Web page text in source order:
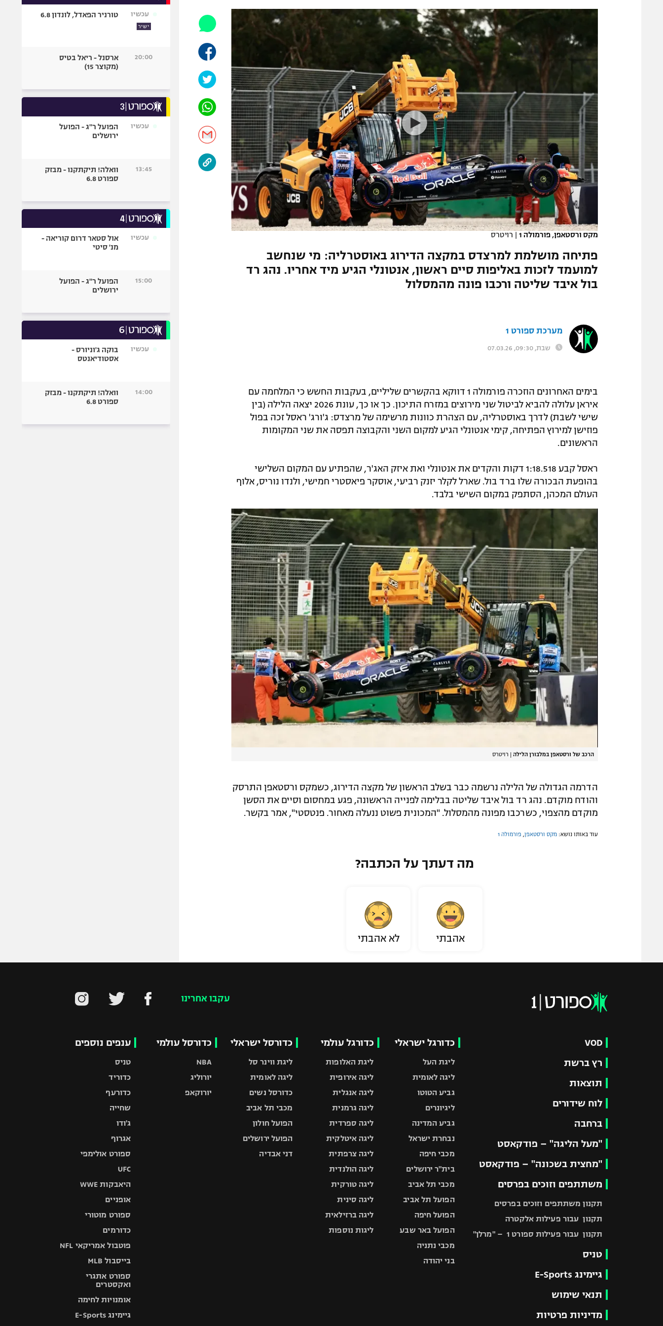
תקנון משתתפים וזוכים בפרסים
תקנון עבור פעילות ספורט 1 – "מרלן"
גיימינג E-Sports
תנאי שימוש
מדיניות פרטיות
תקנון פעילות ספורט 1
רשיון להקרנה פומבית לבית עסק
הצטרפות לחבילת הערוצים
לוח דרושים – ג'ובנט
הפועל תל אביב
הפועל חיפה
הפועל באר שבע
מכבי נתניה
בני יהודה
ליגה סינית
ליגה ברזילאית
פוטבול אמריקאי NFL
בייסבול MLB
אומנויות לחימה
גיימינג E-Sports
מקס ורסטאפן, פורמולה 1 | רויטרס
פתיחה מושלמת למרצדס במקצה הדירוג באוסטרליה: מי שנחשב
למועמד לזכות באליפות סיים ראשון, אנטונלי הגיע מיד אחריו. נהג רד
בול איבד שליטה ורכבו פונה מהמסלול
מערכת ספורט 1
שבת, 09:30, 07.03.26
בימים האחרונים הוזכרה פורמולה 1 דווקא בהקשרים שליליים, בעקבות החשש כי המלחמה עם
איראן עלולה להביא לביטול שני מירוצים במזרח התיכון. כך או כך, עונת 2026 יצאה הלילה (בין
שישי לשבת) לדרך באוסטרליה, עם הצהרת כוונות מרשימה של מרצדס: ג'ורג' ראסל זכה בפול
פוזישן למירוץ הפתיחה, קימי אנטונלי הגיע למקום השני והקבוצה תפסה את שני המקומות
הראשונים.
ראסל קבע 1:18.518 דקות והקדים את אנטונלי ואת איזק האג'ר, שהפתיע עם המקום השלישי
בהופעת הבכורה שלו ברד בול. שארל לקלר יזנק רביעי, אוסקר פיאסטרי חמישי, ולנדו נוריס, אלוף
העולם המכהן, הסתפק במקום השישי בלבד.
הרכב של ורסטאפן במלבורן הלילה | רויטרס
הדרמה הגדולה של הלילה נרשמה כבר בשלב הראשון של מקצה הדירוג, כשמקס ורסטאפן התרסק
והודח מוקדם. נהג רד בול איבד שליטה בבלימה לפנייה הראשונה, פגע במחסום וסיים את הסשן
מוקדם מהצפוי, כשרכבו מפונה מהמסלול. "המכונית פשוט ננעלה מאחור. פנטסטי", אמר בקשר.
עוד באותו נושא: מקס ורסטאפן פורמולה 1
מה דעתך על הכתבה?
אהבתי לא אהבתי
עכשיו
ישיר
טורניר הפאדל, לונדון 6.8
20:00
ארסנל - ריאל בטיס
(מקוצר 15)
עכשיו
הפועל ר"ג - הפועל
ירושלים
13:45
וואלה! תיקתקנו - מבזק
ספורט 6.8
עכשיו
אול סטאר דרום קוריאה -
מנ' סיטי
15:00
הפועל ר"ג - הפועל
ירושלים
עכשיו
בוקה ג'וניורס -
אסטודיאנטס
14:00
וואלה! תיקתקנו - מבזק
ספורט 6.8
עקבו אחרינו
VOD
רץ ברשת
תוצאות
לוח שידורים
ברחבה
"מעל הליגה" – פודקאסט
"מחצית בשכונה" – פודקאסט
משתתפים וזוכים בפרסים
תקנון משתתפים וזוכים בפרסים
תקנון עבור פעילות אלקטרה
תקנון עבור פעילות ספורט 1 – "מרלן"
טניס
גיימינג E-Sports
תנאי שימוש
מדיניות פרטיות
כדורגל ישראלי
ליגת העל
ליגה לאומית
גביע הטוטו
ליגיונרים
גביע המדינה
נבחרת ישראל
מכבי חיפה
בית"ר ירושלים
מכבי תל אביב
הפועל תל אביב
הפועל חיפה
הפועל באר שבע
מכבי נתניה
בני יהודה
כדורגל עולמי
ליגת האלופות
ליגה אירופית
ליגה אנגלית
ליגה גרמנית
ליגה ספרדית
ליגה איטלקית
ליגה צרפתית
ליגה הולנדית
ליגה טורקית
ליגה סינית
ליגה ברזילאית
ליגות נוספות
כדורסל ישראלי
ליגת ווינר סל
ליגה לאומית
כדורסל נשים
מכבי תל אביב
הפועל חולון
הפועל ירושלים
דני אבדיה
כדורסל עולמי
NBA
יורוליג
יורוקאפ
ענפים נוספים
טניס
כדוריד
כדורעף
שחייה
ג'ודו
אגרוף
ספורט אולימפי
UFC
היאבקות WWE
אופניים
ספורט מוטורי
כדורמים
פוטבול אמריקאי NFL
בייסבול MLB
ספורט אתגרי
ואקסטרים
אומנויות לחימה
גיימינג E-Sports